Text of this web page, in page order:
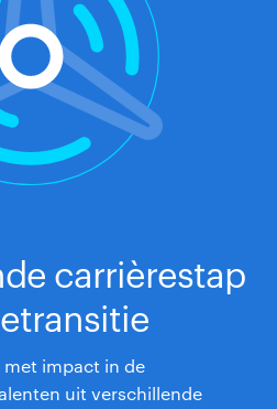
carrièrestap
met impact in de
uit verschillende